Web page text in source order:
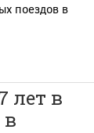
поездов в
лет в
в